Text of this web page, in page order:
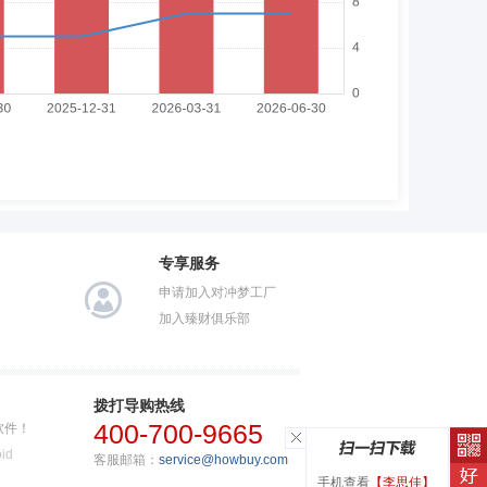
手机查看 【李思佳】
专享服务
申请加入对冲梦工厂
加入臻财俱乐部
！
拨打导购热线
400-700-9665
客服邮箱： service@howbuy.com